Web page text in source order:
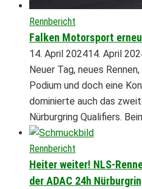
Rennbericht
Falken Motorsport
14. April 202414. April
Neuer Tag, neues
Podium und doch eine
dominierte auch das
Nürburgring Qualifiers.
Rennbericht
Heiter weiter! NLS-
der ADAC 24h